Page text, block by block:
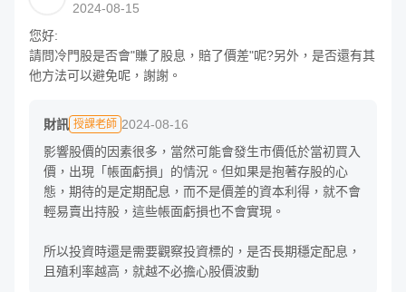
1 小時的課程，我們將帶來這些內容
2024-08-15
您好:
請問冷門股是否會"賺了股息，賠了價差"呢?另外，是否還有其
他方法可以避免呢，謝謝。
財訊 授課老師 2024-08-16
影響股價的因素很多，當然可能會發生市價低於當初買入
價，出現「帳面虧損」的情況。但如果是抱著存股的心
態，期待的是定期配息，而不是價差的資本利得，就不會
輕易賣出持股，這些帳面虧損也不會實現。
所以投資時還是需要觀察投資標的，是否長期穩定配息，
且殖利率越高，就越不必擔心股價波動